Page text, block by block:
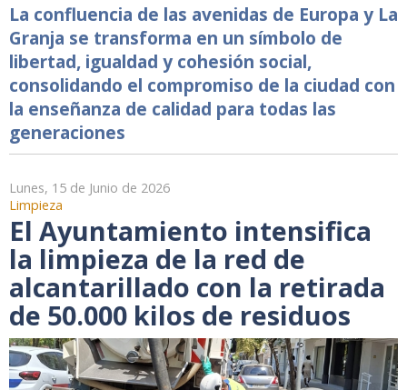
La confluencia de las avenidas de Europa y La
Granja se transforma en un símbolo de
libertad, igualdad y cohesión social,
consolidando el compromiso de la ciudad con
la enseñanza de calidad para todas las
generaciones
Lunes, 15 de Junio de 2026
Limpieza
El Ayuntamiento intensifica
la limpieza de la red de
alcantarillado con la retirada
de 50.000 kilos de residuos